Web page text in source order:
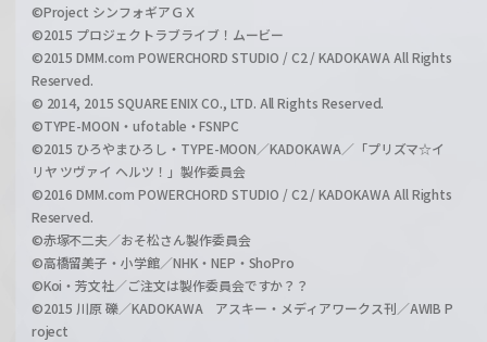
©Project シンフォギアＧＸ
©2015 プロジェクトラブライブ！ムービー
©2015 DMM.com POWERCHORD STUDIO / C2 / KADOKAWA All Rights
Reserved.
© 2014, 2015 SQUARE ENIX CO., LTD. All Rights Reserved.
©TYPE-MOON・ufotable・FSNPC
©2015 ひろやまひろし・TYPE-MOON／KADOKAWA／「プリズマ☆イ
リヤ ツヴァイ ヘルツ！」製作委員会
©2016 DMM.com POWERCHORD STUDIO / C2 / KADOKAWA All Rights
Reserved.
©赤塚不二夫／おそ松さん製作委員会
©高橋留美子・小学館／NHK・NEP・ShoPro
©Koi・芳文社／ご注文は製作委員会ですか？？
©2015 川原 礫／KADOKAWA アスキー・メディアワークス刊／AWIB P
roject